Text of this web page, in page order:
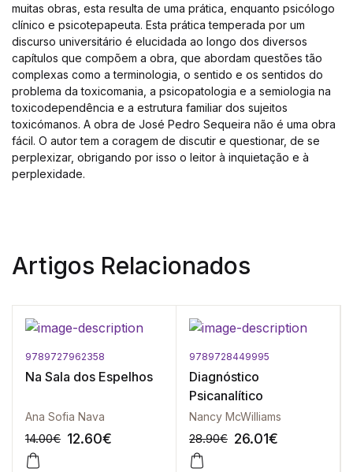
muitas obras, esta resulta de uma prática, enquanto psicólogo
clínico e psicotepapeuta. Esta prática temperada por um
discurso universitário é elucidada ao longo dos diversos
capítulos que compõem a obra, que abordam questões tão
complexas como a terminologia, o sentido e os sentidos do
problema da toxicomania, a psicopatologia e a semiologia na
toxicodependência e a estrutura familiar dos sujeitos
toxicómanos. A obra de José Pedro Sequeira não é uma obra
fácil. O autor tem a coragem de discutir e questionar, de se
perplexizar, obrigando por isso o leitor à inquietação e à
perplexidade.
Artigos Relacionados
9789727962358
Na Sala dos Espelhos
Ana Sofia Nava
14.00€ 12.60€
9789728449995
Diagnóstico
Psicanalítico
Nancy McWilliams
28.90€ 26.01€